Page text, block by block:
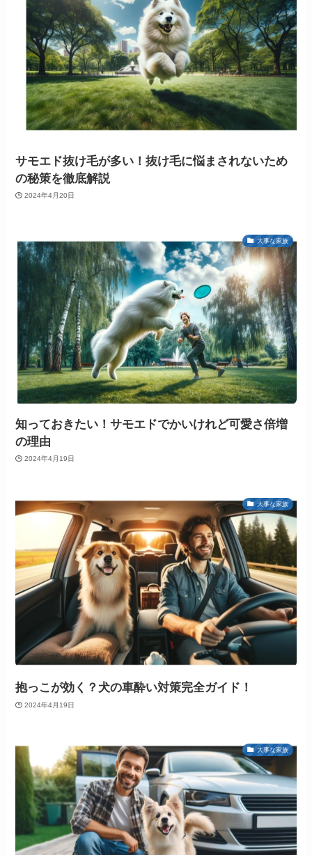
サモエド抜け毛が多い！抜け毛に悩まされないため
の秘策を徹底解説
2024年4月20日
大事な家族
知っておきたい！サモエドでかいけれど可愛さ倍増
の理由
2024年4月19日
大事な家族
抱っこが効く？犬の車酔い対策完全ガイド！
2024年4月19日
大事な家族